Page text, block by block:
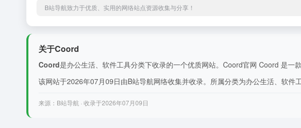
B站导航致力于优质、实用的网络站点资源收集与分享！
关于Coord
Coord是办公生活、软件工具分类下收录的一个优质网站。Coord官网 Coord 是
该网站于2026年07月09日由B站导航网络收集并收录。所属分类为办公生活、软件
来源：B站导航 · 收录于2026年07月09日